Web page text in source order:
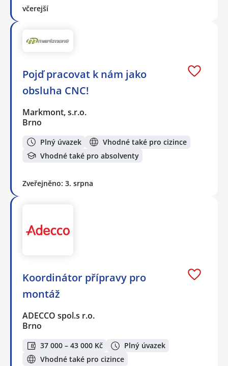
včerejší
Pojď pracovat k nám jako
obsluha CNC!
Markmont, s.r.o.
Brno
Plný úvazek
Vhodné také pro cizince
Vhodné také pro absolventy
Zveřejněno: 3. srpna
Koordinátor přípravy pro
montáž
ADECCO spol.s r.o.
Brno
37 000 – 43 000 Kč
Plný úvazek
Vhodné také pro cizince